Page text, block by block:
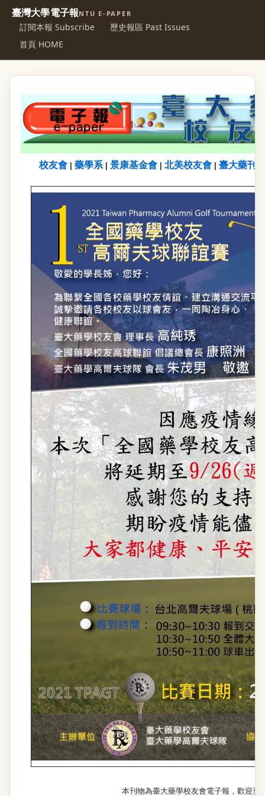
臺灣大學電子報NTU E-PAPER
訂閱本報 Subscribe
歷史報區 Past Issues
首頁 HOME
校友會 藥學系| 景康基金會 北美校友會 臺大藥刊
本刊物為臺大藥學校友會電子報，歡迎至